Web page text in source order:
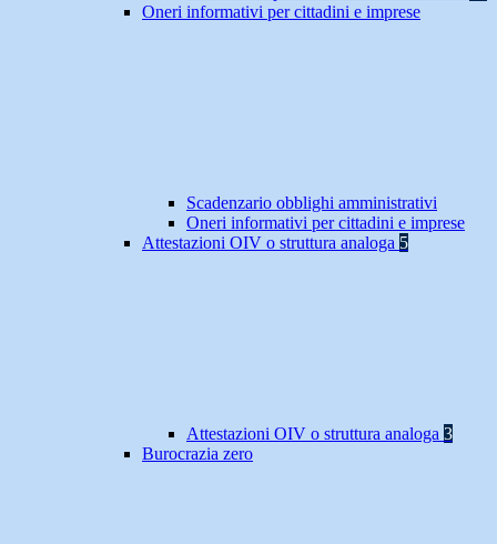
Oneri informativi per cittadini e imprese
Scadenzario obblighi amministrativi
Oneri informativi per cittadini e imprese
Attestazioni OIV o struttura analoga 5
Attestazioni OIV o struttura analoga 3
Burocrazia zero